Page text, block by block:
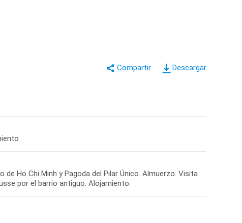
Descargar
Ho Chi Minh y Pagoda del Pilar Único. Almuerzo. Visita
por el barrio antiguo. Alojamiento.